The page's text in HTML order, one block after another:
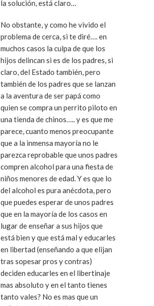
la solución, está claro…
No obstante, y como he vivido el
problema de cerca, si te diré…. en
muchos casos la culpa de que los
hijos delincan si es de los padres, si
claro, del Estado también, pero
también de los padres que se lanzan
a la aventura de ser papá como
quien se compra un perrito piloto en
una tienda de chinos….. y es que me
parece, cuanto menos preocupante
que a la inmensa mayoría no le
parezca reprobable que unos padres
compren alcohol para una fiesta de
niños menores de edad. Y es que lo
del alcohol es pura anécdota, pero
que puedes esperar de unos padres
que en la mayoría de los casos en
lugar de enseñar a sus hijos que
está bien y que está mal y educarles
en libertad (enseñando a que elijan
tras sopesar pros y contras)
deciden educarles en el libertinaje
mas absoluto y en el tanto tienes
tanto vales? No es mas que un